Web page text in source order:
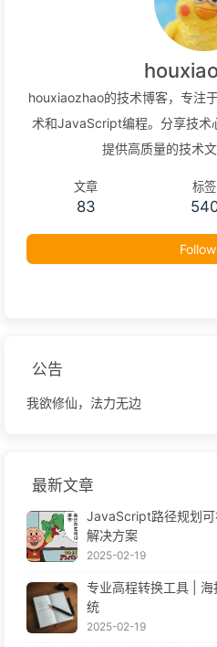
houxiaozhao的技术博客，专注
术和JavaScript编程。分享技术
提供高质量的技术文
文章
83
标签
公告
我欲修仙，法力无边
最新文章
JavaScript路径规划
解决方案
2025-02-19
专业高程转换工具 |
统
2025-02-19